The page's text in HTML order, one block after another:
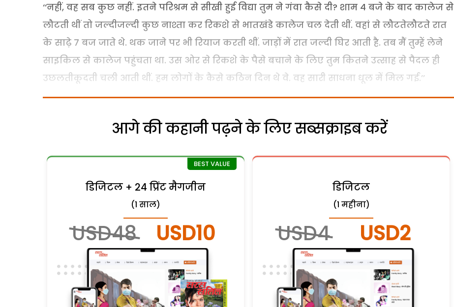
‘‘नहीं, वह सब कुछ नहीं. इतने परिश्रम से सीखी हुई विद्या तुम ने गंवा कैसे दी? शाम 4 बजे के बाद कालेज से
लौटती थीं तो जल्दीजल्दी कुछ नाश्ता कर रिकशे से भातखंडे कालेज चल देती थीं. वहां से लौटतेलौटते रात
के साढ़े 7 बज जाते थे. थक जाने पर भी रियाज करती थीं. जाड़ों में रात जल्दी घिर आती है. तब मैं तुम्हें लेने
साइकिल से कालेज पहुंचता था. उस ओर से रिकशे के पैसे बचाने के लिए तुम कितने उत्साह से पैदल ही
उछलतीकूदती चली आती थीं. हम लोगों के कैसे कठिन दिन थे वे. वह सारी साधना धूल में मिल गई.’’
आगे की कहानी पढ़ने के लिए सब्सक्राइब करें
डिजिटल + 24 प्रिंट मैगजीन
(1 साल)
USD48 USD10
डिजिटल
(1 महीना)
USD4 USD2